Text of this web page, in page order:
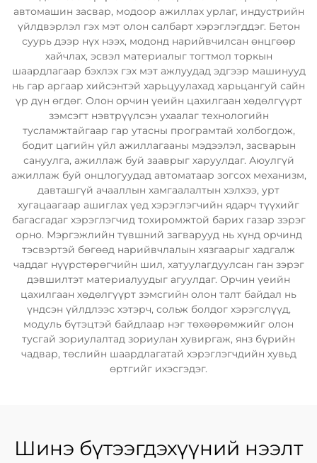
автомашин засвар, модоор ажиллах урлаг, индустрийн
үйлдвэрлэл гэх мэт олон салбарт хэрэглэгддэг. Бетон
суурь дээр нүх нээх, модонд нарийвчилсан өнцгөөр
хайчлах, эсвэл материалыг тогтмол торкын
шаардлагаар бэхлэх гэх мэт ажлуудад эдгээр машинууд
нь гар аргаар хийсэнтэй харьцуулахад харьцангуй сайн
үр дүн өгдөг. Олон орчин үеийн цахилгаан хөдөлгүүрт
зэмсэгт нэвтрүүлсэн ухаалаг технологийн
тусламжтайгаар гар утасны програмтай холбогдож,
бодит цагийн үйл ажиллагааны мэдээлэл, засварын
сануулга, ажиллаж буй зааврыг харуулдаг. Аюулгүй
ажиллаж буй онцлогуудад автоматаар зогсох механизм,
давташгүй ачааллын хамгаалалтын хэлхээ, урт
хугацаагаар ашиглах үед хэрэглэгчийн ядарч түүхийг
багасгадаг хэрэглэгчид тохиромжтой барих газар зэрэг
орно. Мэргэжлийн түвшний загварууд нь хүнд орчинд
тэсвэртэй бөгөөд нарийвчлалын хязгаарыг хадгалж
чаддаг нүүрстөрөгчийн шил, хатуулагдуулсан ган зэрэг
дэвшилтэт материалуудыг агуулдаг. Орчин үеийн
цахилгаан хөдөлгүүрт зэмсгийн олон талт байдал нь
үндсэн үйлдлээс хэтэрч, сольж болдог хэрэгслүүд,
модуль бүтэцтэй байдлаар нэг төхөөрөмжийг олон
тусгай зориулалтад зориулан хувиргаж, янз бүрийн
чадвар, төслийн шаардлагатай хэрэглэгчдийн хувьд
өртгийг ихэсгэдэг.
Шинэ бүтээгдэхүүний нээлт